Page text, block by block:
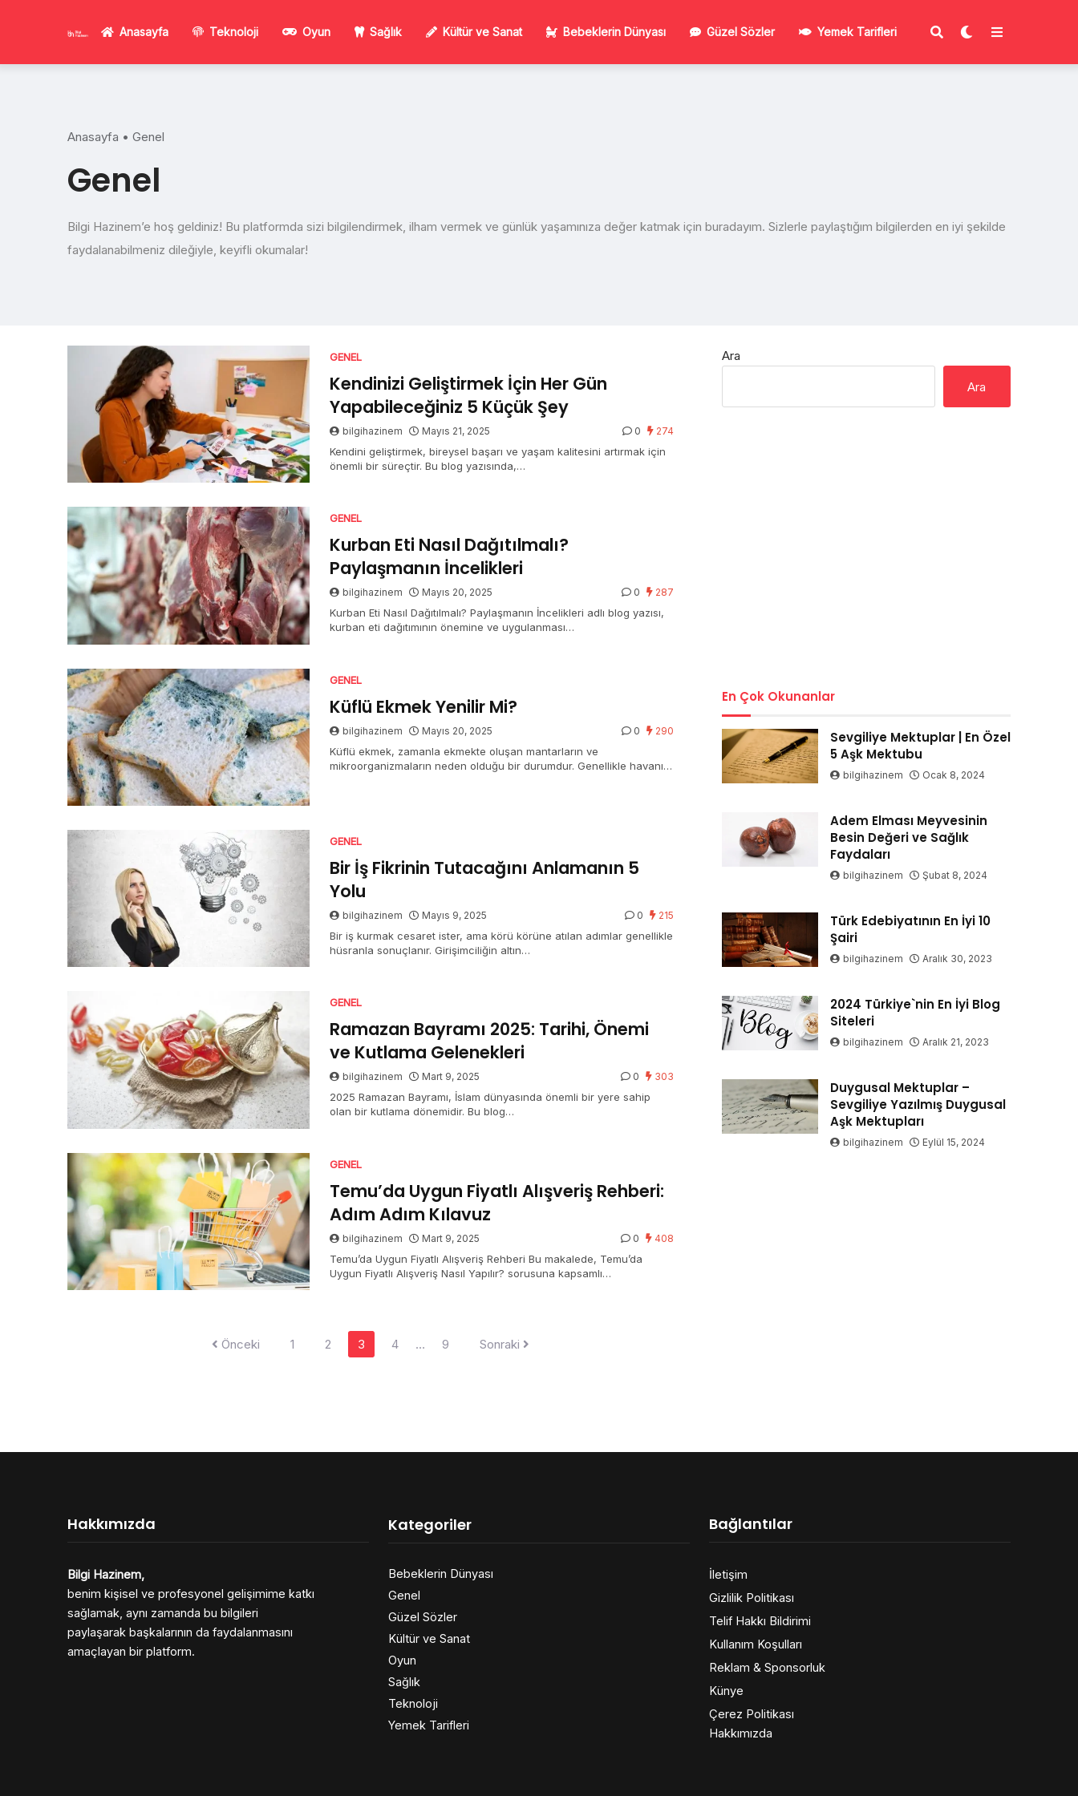
Anasayfa Teknoloji Oyun Sağlık Kültür ve Sanat Bebeklerin Dünyası Güzel Sözler Yemek Tarifleri
Anasayfa • Genel
Genel
Bilgi Hazinem’e hoş geldiniz! Bu platformda sizi bilgilendirmek, ilham vermek ve günlük yaşamınıza değer katmak için buradayım. Sizlerle paylaştığım bilgilerden en iyi şekilde
faydalanabilmeniz dileğiyle, keyifli okumalar!
GENEL
Kendinizi Geliştirmek İçin Her Gün
Yapabileceğiniz 5 Küçük Şey
bilgihazinem Mayıs 21, 2025 0 274
Kendini geliştirmek, bireysel başarı ve yaşam kalitesini artırmak için
önemli bir süreçtir. Bu blog yazısında,…
GENEL
Kurban Eti Nasıl Dağıtılmalı?
Paylaşmanın İncelikleri
bilgihazinem Mayıs 20, 2025 0 287
Kurban Eti Nasıl Dağıtılmalı? Paylaşmanın İncelikleri adlı blog yazısı,
kurban eti dağıtımının önemine ve uygulanması…
GENEL
Küflü Ekmek Yenilir Mi?
bilgihazinem Mayıs 20, 2025 0 290
Küflü ekmek, zamanla ekmekte oluşan mantarların ve
mikroorganizmaların neden olduğu bir durumdur. Genellikle havanın
GENEL
Bir İş Fikrinin Tutacağını Anlamanın 5
Yolu
bilgihazinem Mayıs 9, 2025 0 215
Bir iş kurmak cesaret ister, ama körü körüne atılan adımlar genellikle
hüsranla sonuçlanır. Girişimciliğin altın…
GENEL
Ramazan Bayramı 2025: Tarihi, Önemi
ve Kutlama Gelenekleri
bilgihazinem Mart 9, 2025 0 303
2025 Ramazan Bayramı, İslam dünyasında önemli bir yere sahip
olan bir kutlama dönemidir. Bu blog…
GENEL
Temu’da Uygun Fiyatlı Alışveriş Rehberi:
Adım Adım Kılavuz
bilgihazinem Mart 9, 2025 0 408
Temu’da Uygun Fiyatlı Alışveriş Rehberi Bu makalede, Temu’da
Uygun Fiyatlı Alışveriş Nasıl Yapılır? sorusuna kapsamlı…
Önceki 1 2 3 4 … 9 Sonraki
Ara
Ara
En Çok Okunanlar
Sevgiliye Mektuplar | En Özel
5 Aşk Mektubu
bilgihazinem Ocak 8, 2024
Adem Elması Meyvesinin
Besin Değeri ve Sağlık
Faydaları
bilgihazinem Şubat 8, 2024
Türk Edebiyatının En İyi 10
Şairi
bilgihazinem Aralık 30, 2023
2024 Türkiye`nin En İyi Blog
Siteleri
bilgihazinem Aralık 21, 2023
Duygusal Mektuplar –
Sevgiliye Yazılmış Duygusal
Aşk Mektupları
bilgihazinem Eylül 15, 2024
Hakkımızda
Bilgi Hazinem,
benim kişisel ve profesyonel gelişimime katkı
sağlamak, aynı zamanda bu bilgileri
paylaşarak başkalarının da faydalanmasını
amaçlayan bir platform.
Kategoriler
Bebeklerin Dünyası
Genel
Güzel Sözler
Kültür ve Sanat
Oyun
Sağlık
Teknoloji
Yemek Tarifleri
Bağlantılar
İletişim
Gizlilik Politikası
Telif Hakkı Bildirimi
Kullanım Koşulları
Reklam & Sponsorluk
Künye
Çerez Politikası
Hakkımızda